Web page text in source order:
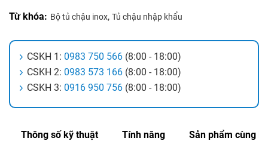
Từ khóa: Bộ tủ chậu inox, Tủ chậu nhập khẩu
CSKH 1: 0983 750 566 (8:00 - 18:00)
CSKH 2: 0983 573 166 (8:00 - 18:00)
CSKH 3: 0916 950 756 (8:00 - 18:00)
Thông số kỹ thuật Tính năng Sản phẩm cùng